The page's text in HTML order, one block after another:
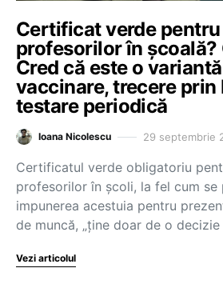
Certificat verde
profesorilor în școală?
Cred că este o
vaccinare, trecere prin
testare periodică
Ioana Nicolescu 29 septembrie
Certificatul verde obligatoriu
profesorilor în școli, la fel cum se
impunerea acestuia pentru
de muncă, „ține doar de o
Vezi articolul